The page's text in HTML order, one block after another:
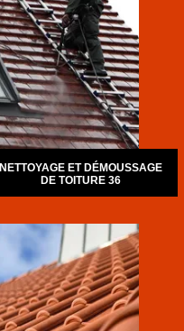
NETTOYAGE ET DÉMOUSSAGE
DE TOITURE 36